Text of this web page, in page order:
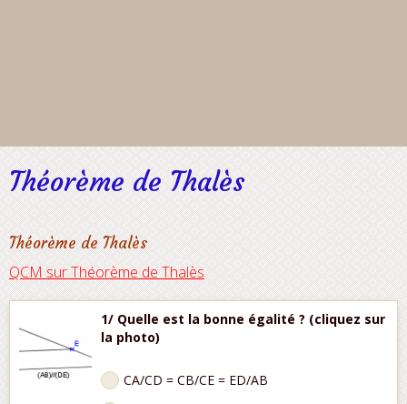
Théorème de Thalès
Théorème de Thalès
QCM sur Théorème de Thalès
1/ Quelle est la bonne égalité ? (cliquez sur
la photo)
CA/CD = CB/CE = ED/AB